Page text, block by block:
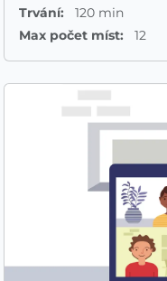
Trvání: 120 min
Max počet míst: 12